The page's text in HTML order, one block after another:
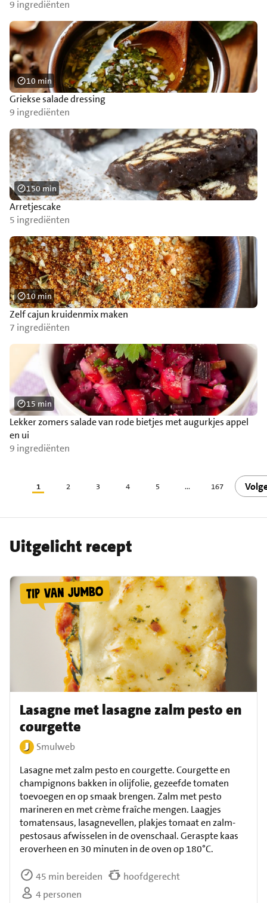
9 ingrediënten
Griekse salade dressing
9 ingrediënten
10 min
Arretjescake
5 ingrediënten
150 min
Zelf cajun kruidenmix maken
7 ingrediënten
10 min
Lekker zomers salade van rode bietjes met augurkjes appel
en ui
9 ingrediënten
15 min
1 2 3 4 5 ... 167
Uitgelicht recept
Lasagne met lasagne zalm pesto en
courgette
Smulweb
Lasagne met zalm pesto en courgette. Courgette en
champignons bakken in olijfolie, gezeefde tomaten
toevoegen en op smaak brengen. Zalm met pesto
marineren en met crème fraîche mengen. Laagjes
tomatensaus, lasagnevellen, plakjes tomaat en zalm-
pestosaus afwisselen in de ovenschaal. Geraspte kaas
eroverheen en 30 minuten in de oven op 180°C.
45 min bereiden
hoofdgerecht
4 personen